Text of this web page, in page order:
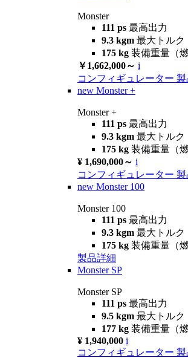
Monster
111 ps 最高出力
9.3 kgm 最大トルク
175 kg 装備重量（
￥1,662,000～ i
コンフィギュレーター 製
new Monster +
Monster +
111 ps 最高出力
9.3 kgm 最大トルク
175 kg 装備重量（
¥ 1,690,000～ i
コンフィギュレーター 製
new Monster 100
Monster 100
111 ps 最高出力
9.3 kgm 最大トルク
175 kg 装備重量（
製品詳細
Monster SP
Monster SP
111 ps 最高出力
9.5 kgm 最大トルク
177 kg 装備重量（
¥ 1,940,000 i
コンフィギュレーター 製